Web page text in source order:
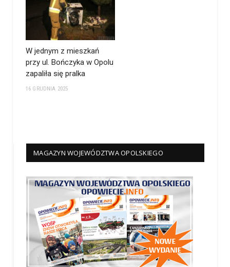
W jednym z mieszkań
przy ul. Bończyka w Opolu
zapaliła się pralka
16 GRUDNIA 2025
MAGAZYN WOJEWÓDZTWA OPOLSKIEGO